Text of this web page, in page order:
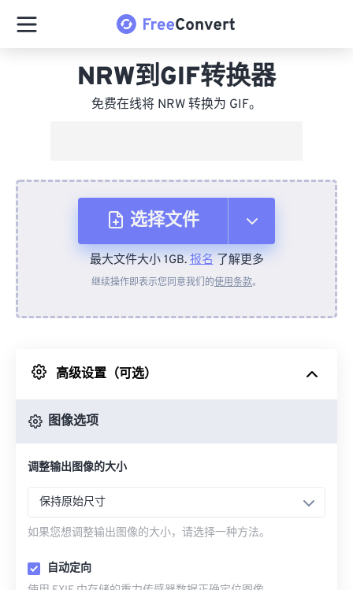
NRW到GIF转换器
免费在线将 NRW 转换为 GIF。
选择文件
从设备
来自 Google Drive
最大文件大小 1GB.报名了解更多
继续操作即表示您同意我们的使用条款。
高级设置（可选）
图像选项
调整输出图像的大小
保持原始尺寸
如果您想调整输出图像的大小，请选择一种方法。
自动定向